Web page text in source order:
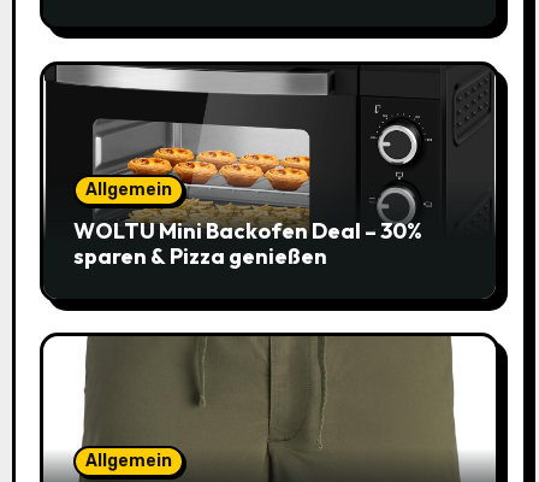
Allgemein
WOLTU Mini Backofen Deal – 30%
sparen & Pizza genießen
Allgemein